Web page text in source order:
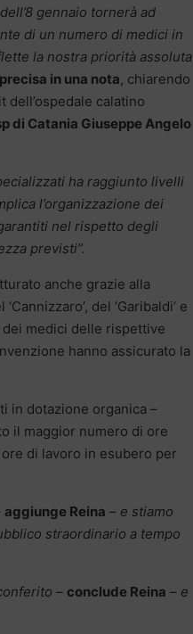
gennaio tornerà ad
di un numero di medici in
la nostra priorità assoluta
in una nota, chiarendo
calatino
di Catania Giuseppe Angelo
ha raggiunto livelli
l’organizzazione dei
nel rispetto degli
previsti”.
anche grazie alla
del ‘Garibaldi’ e
medici delle rispettive
hanno assicurato la
in dotazione organica –
il maggior numero di ore
di lavoro in esubero per
aggiunge Reina – e stiamo
straordinario a tempo
– conclude Reina – e